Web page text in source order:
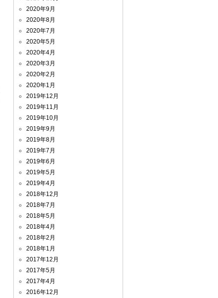
2020年9月
2020年8月
2020年7月
2020年5月
2020年4月
2020年3月
2020年2月
2020年1月
2019年12月
2019年11月
2019年10月
2019年9月
2019年8月
2019年7月
2019年6月
2019年5月
2019年4月
2018年12月
2018年7月
2018年5月
2018年4月
2018年2月
2018年1月
2017年12月
2017年5月
2017年4月
2016年12月